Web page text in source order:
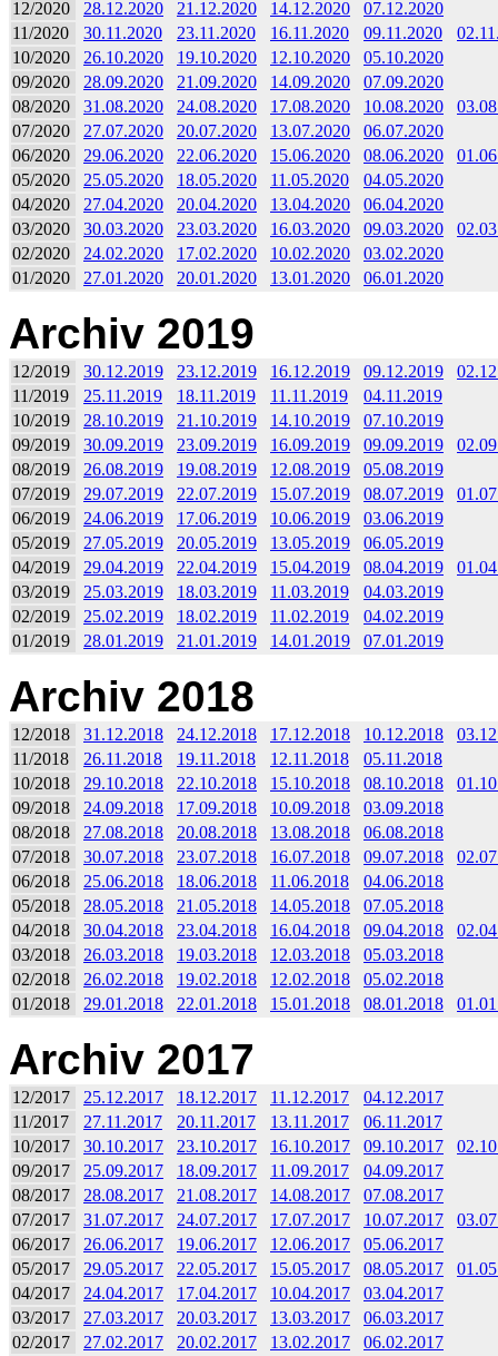
12/2020 28.12.2020 21.12.2020 14.12.2020
07.12.2020
11/2020
30.11.2020 23.11.2020 16.11.2020 09.11.2020
10/2020
26.10.2020 19.10.2020 12.10.2020
05.10.2020
09/2020
28.09.2020 21.09.2020 14.09.2020
07.09.2020
08/2020
31.08.2020 24.08.2020 17.08.2020 10.08.2020
07/2020
27.07.2020 20.07.2020 13.07.2020
06.07.2020
06/2020
29.06.2020 22.06.2020 15.06.2020 08.06.2020
05/2020
25.05.2020 18.05.2020 11.05.2020
04.05.2020
04/2020
27.04.2020 20.04.2020 13.04.2020
06.04.2020
03/2020
30.03.2020 23.03.2020 16.03.2020 09.03.2020
02/2020
24.02.2020 17.02.2020 10.02.2020
03.02.2020
01/2020
27.01.2020 20.01.2020 13.01.2020 06.01.2020
Archiv 2019
12/2019 30.12.2019 23.12.2019 16.12.2019 09.12.2019
11/2019
25.11.2019 18.11.2019 11.11.2019
04.11.2019
10/2019
28.10.2019 21.10.2019 14.10.2019
07.10.2019
09/2019
30.09.2019 23.09.2019 16.09.2019 09.09.2019
08/2019
26.08.2019 19.08.2019 12.08.2019
05.08.2019
07/2019
29.07.2019 22.07.2019 15.07.2019 08.07.2019
06/2019
24.06.2019 17.06.2019 10.06.2019
03.06.2019
05/2019
27.05.2019 20.05.2019 13.05.2019
06.05.2019
04/2019
29.04.2019 22.04.2019 15.04.2019 08.04.2019
03/2019
25.03.2019 18.03.2019 11.03.2019
04.03.2019
02/2019
25.02.2019 18.02.2019 11.02.2019
04.02.2019
01/2019
28.01.2019 21.01.2019 14.01.2019 07.01.2019
Archiv 2018
12/2018 31.12.2018 24.12.2018 17.12.2018 10.12.2018
11/2018
26.11.2018 19.11.2018 12.11.2018
05.11.2018
10/2018
29.10.2018 22.10.2018 15.10.2018 08.10.2018
09/2018
24.09.2018 17.09.2018 10.09.2018
03.09.2018
08/2018
27.08.2018 20.08.2018 13.08.2018
06.08.2018
07/2018
30.07.2018 23.07.2018 16.07.2018 09.07.2018
06/2018
25.06.2018 18.06.2018 11.06.2018
04.06.2018
05/2018
28.05.2018 21.05.2018 14.05.2018
07.05.2018
04/2018
30.04.2018 23.04.2018 16.04.2018 09.04.2018
03/2018
26.03.2018 19.03.2018 12.03.2018
05.03.2018
02/2018
26.02.2018 19.02.2018 12.02.2018
05.02.2018
01/2018
29.01.2018 22.01.2018 15.01.2018 08.01.2018
Archiv 2017
12/2017 25.12.2017 18.12.2017 11.12.2017
04.12.2017
11/2017
27.11.2017 20.11.2017 13.11.2017
06.11.2017
10/2017
30.10.2017 23.10.2017 16.10.2017 09.10.2017
09/2017
25.09.2017 18.09.2017 11.09.2017
04.09.2017
08/2017
28.08.2017 21.08.2017 14.08.2017
07.08.2017
07/2017
31.07.2017 24.07.2017 17.07.2017 10.07.2017
06/2017
26.06.2017 19.06.2017 12.06.2017
05.06.2017
05/2017
29.05.2017 22.05.2017 15.05.2017 08.05.2017
04/2017
24.04.2017 17.04.2017 10.04.2017
03.04.2017
03/2017
27.03.2017 20.03.2017 13.03.2017
06.03.2017
02/2017
27.02.2017 20.02.2017 13.02.2017
06.02.2017